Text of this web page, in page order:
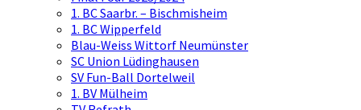
1. BC Saarbr. – Bischmisheim
1. BC Wipperfeld
Blau-Weiss Wittorf Neumünster
SC Union Lüdinghausen
SV Fun-Ball Dortelweil
1. BV Mülheim